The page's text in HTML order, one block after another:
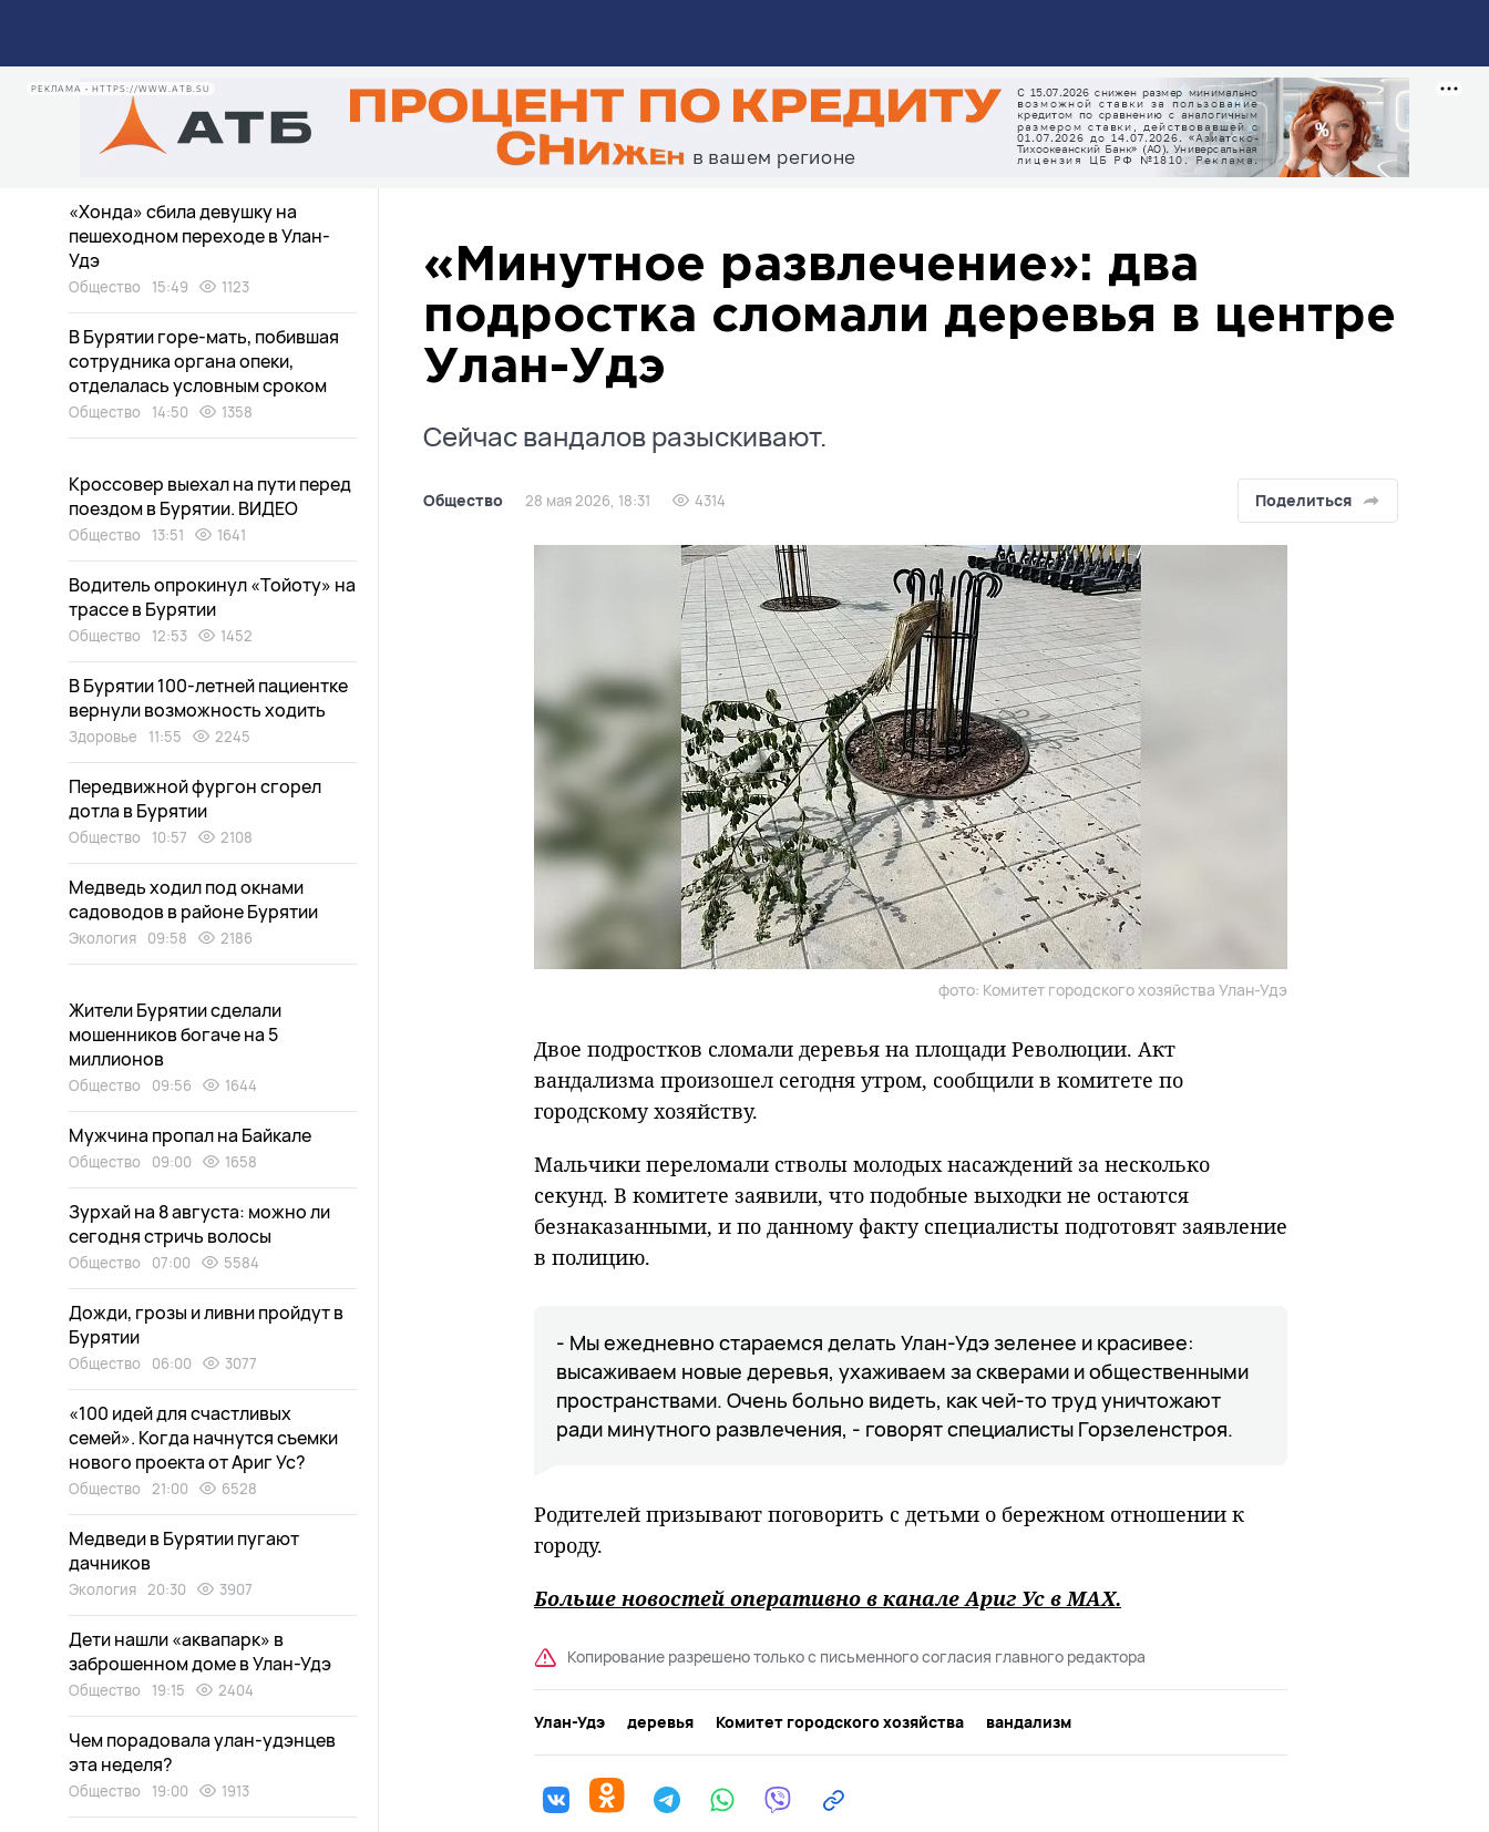
РЕКЛАМА • HTTPS://WWW.ATB.SU
«Минутное развлечение»: два
подростка сломали деревья в центре
Улан-Удэ
Сейчас вандалов разыскивают.
Общество 28 мая 2026, 18:31 4314 Поделиться
фото: Комитет городского хозяйства Улан-Удэ
Двое подростков сломали деревья на площади Революции. Акт
вандализма произошел сегодня утром, сообщили в комитете по
городскому хозяйству.
Мальчики переломали стволы молодых насаждений за несколько
секунд. В комитете заявили, что подобные выходки не остаются
безнаказанными, и по данному факту специалисты подготовят заявление
в полицию.
- Мы ежедневно стараемся делать Улан-Удэ зеленее и красивее:
высаживаем новые деревья, ухаживаем за скверами и общественными
пространствами. Очень больно видеть, как чей-то труд уничтожают
ради минутного развлечения, - говорят специалисты Горзеленстроя.
Родителей призывают поговорить с детьми о бережном отношении к
городу.
Больше новостей оперативно в канале Ариг Ус вMAХ.
Копирование разрешено только с письменного согласия главного редактора
Улан-Удэ деревья Комитет городского хозяйства вандализм
«Вопрос-Ответ»: пропавшие
автобусы, асфальт на остановке
и лишние овощи
Общество 16:48
«Хонда» сбила девушку на
пешеходном переходе в Улан-
Удэ
Общество 15:49 1123
В Бурятии горе-мать, побившая
сотрудника органа опеки,
отделалась условным сроком
Общество 14:50 1358
Кроссовер выехал на пути перед
поездом в Бурятии. ВИДЕО
Общество 13:51 1641
Водитель опрокинул «Тойоту» на
трассе в Бурятии
Общество 12:53 1452
В Бурятии 100-летней пациентке
вернули возможность ходить
Здоровье 11:55 2245
Передвижной фургон сгорел
дотла в Бурятии
Общество 10:57 2108
Медведь ходил под окнами
садоводов в районе Бурятии
Экология 09:58 2186
Жители Бурятии сделали
мошенников богаче на 5
миллионов
Общество 09:56 1644
Мужчина пропал на Байкале
Общество 09:00 1658
Зурхай на 8 августа: можно ли
сегодня стричь волосы
Общество 07:00 5584
Дожди, грозы и ливни пройдут в
Бурятии
Общество 06:00 3077
«100 идей для счастливых
семей». Когда начнутся съемки
нового проекта от Ариг Ус?
Общество 21:00 6528
Медведи в Бурятии пугают
дачников
Экология 20:30 3907
Дети нашли «аквапарк» в
заброшенном доме в Улан-Удэ
Общество 19:15 2404
Чем порадовала улан-удэнцев
эта неделя?
Общество 19:00 1913